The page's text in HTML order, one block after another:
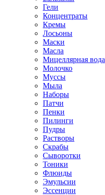
Гели
Концентраты
Кремы
Лосьоны
Маски
Масла
Мицеллярная вода
Молочко
Муссы
Мыла
Наборы
Патчи
Пенки
Пилинги
Пудры
Растворы
Скрабы
Сыворотки
Тоники
Флюиды
Эмульсии
Эссенции